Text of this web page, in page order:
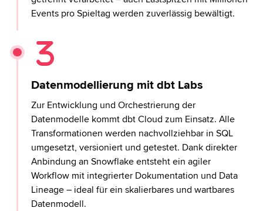
Events pro Spieltag werden zuverlässig bewältigt.
Datenmodellierung mit dbt Labs
Zur Entwicklung und Orchestrierung der
Datenmodelle kommt dbt Cloud zum Einsatz. Alle
Transformationen werden nachvollziehbar in SQL
umgesetzt, versioniert und getestet. Dank direkter
Anbindung an Snowflake entsteht ein agiler
Workflow mit integrierter Dokumentation und Data
Lineage – ideal für ein skalierbares und wartbares
Datenmodell.